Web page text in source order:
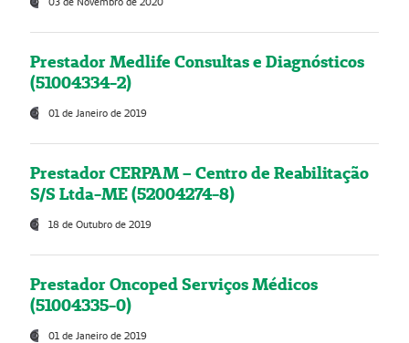
Prestador Medlife Consultas e Diagnósticos
(51004334-2)
01 de Janeiro de 2019
Prestador CERPAM – Centro de Reabilitação
S/S Ltda-ME (52004274-8)
18 de Outubro de 2019
Prestador Oncoped Serviços Médicos
(51004335-0)
01 de Janeiro de 2019